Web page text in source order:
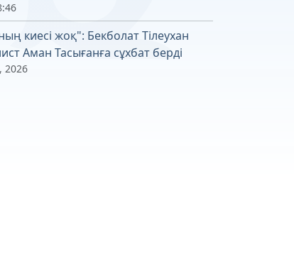
киесі жоқ": Бекболат Тілеухан
Аман Тасығанға сұхбат берді
2026